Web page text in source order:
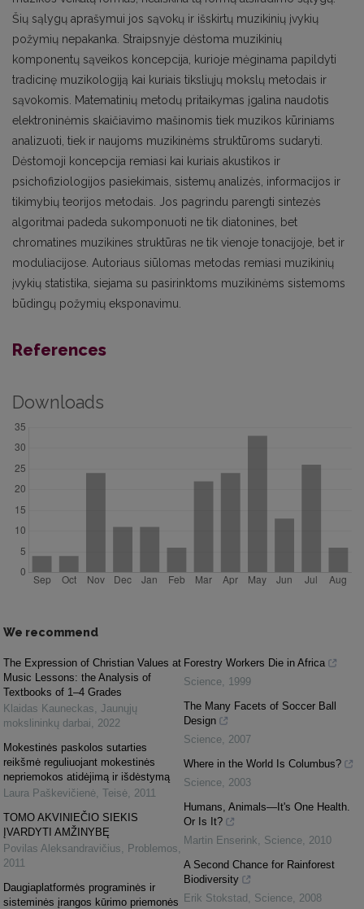
Šių sąlygų aprašymui jos sąvokų ir išskirtų muzikinių įvykių
požymių nepakanka. Straipsnyje dėstoma muzikinių
komponentų sąveikos koncepcija, kurioje mėginama papildyti
tradicinę muzikologiją kai kuriais tiksliųjų mokslų metodais ir
sąvokomis. Matematinių metodų pritaikymas įgalina naudotis
elektroninėmis skaičiavimo mašinomis tiek muzikos kūriniams
analizuoti, tiek ir naujoms muzikinėms struktūroms sudaryti.
Dėstomoji koncepcija remiasi kai kuriais akustikos ir
psichofiziologijos pasiekimais, sistemų analizės, informacijos ir
tikimybių teorijos metodais. Jos pagrindu parengti sintezės
algoritmai padeda sukomponuoti ne tik diatonines, bet
chromatines muzikines struktūras ne tik vienoje tonacijoje, bet ir
moduliacijose. Autoriaus siūlomas metodas remiasi muzikinių
įvykių statistika, siejama su pasirinktoms muzikinėms sistemoms
būdingų požymių eksponavimu.
References
Downloads
We recommend
The Expression of Christian Values at
Music Lessons: the Analysis of
Textbooks of 1–4 Grades
Klaidas Kauneckas Jaunųjų
mokslininkų darbai
2022
Mokestinės paskolos sutarties
reikšmė reguliuojant mokestinės
nepriemokos atidėjimą ir išdėstymą
Laura Paškevičienė Teisė 2011
TOMO AKVINIEČIO SIEKIS
ĮVARDYTI AMŽINYBĘ
Povilas Aleksandravičius
Problemos
2011
Daugiaplatformės programinės ir
sisteminės įrangos kūrimo priemonės
Forestry Workers Die in Africa
Science
1999
The Many Facets of Soccer Ball
Design
Science 2007
Where in the World Is Columbus?
Science 2003
Humans, Animals—It's One Health.
Or Is It?
Martin Enserink
Science 2010
A Second Chance for Rainforest
Biodiversity
Erik Stokstad
Science 2008